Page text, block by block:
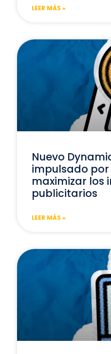
LEER MÁS »
Nuevo
impulsado por
maximizar los
publicitarios
LEER MÁS »